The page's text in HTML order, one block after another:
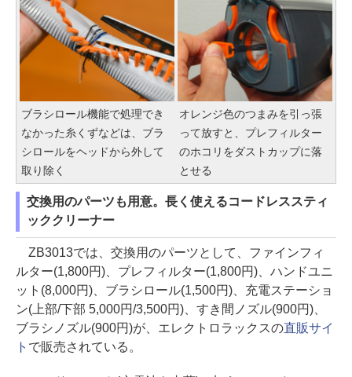
ブラシロール機能で処理でき
なかった糸くずなどは、ブラ
シロールをヘッドから外して
取り除く
オレンジ色のつまみを引っ張
って放すと、プレフィルター
のホコリをダストカップに落
とせる
交換用のパーツも用意。長く使えるコードレススティ
ッククリーナー
ZB3013では、交換用のパーツとして、ファインフィ
ルター(1,800円)、プレフィルター(1,800円)、ハンドユニ
ット(8,000円)、ブラシロール(1,500円)、充電ステーショ
ン(上部/下部 5,000円/3,500円)、すき間ノズル(900円)、
ブラシノズル(900円)が、エレクトロラックスの直販サイ
ト で販売されている。